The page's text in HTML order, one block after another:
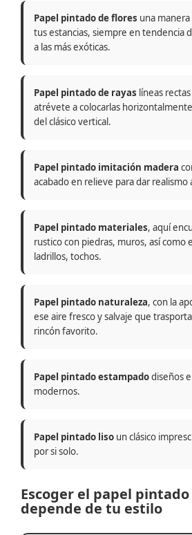
Papel pintado de flores una
tus estancias, siempre en tendencia
a las más exóticas.
Papel pintado de rayas líneas
atrévete a colocarlas
del clásico vertical.
Papel pintado imitación madera
acabado en relieve para dar realismo
Papel pintado materiales, aquí
rustico con piedras, muros, así como
ladrillos, tochos.
Papel pintado naturaleza, con la
ese aire fresco y salvaje que
rincón favorito.
Papel pintado estampadodiseños
modernos.
Papel pintado liso un clásico
por si solo.
Escoger el papel
depende de tu estilo